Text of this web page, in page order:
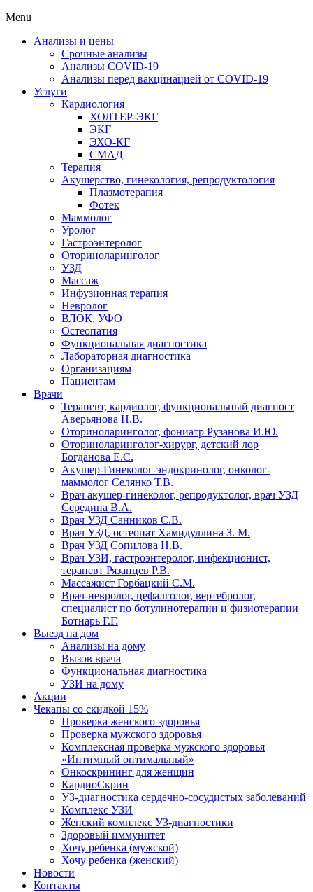
Menu
Анализы и цены
Срочные анализы
Анализы COVID-19
Анализы перед вакцинацией от COVID-19
Услуги
Кардиология
ХОЛТЕР-ЭКГ
ЭКГ
ЭХО-КГ
СМАД
Терапия
Акушерство, гинекология, репродуктология
Плазмотерапия
Фотек
Маммолог
Уролог
Гастроэнтеролог
Оториноларинголог
УЗД
Массаж
Инфузионная терапия
Невролог
ВЛОК, УФО
Остеопатия
Функциональная диагностика
Лабораторная диагностика
Организациям
Пациентам
Врачи
Терапевт, кардиолог, функциональный диагност
Аверьянова Н.В.
Оториноларинголог, фониатр Рузанова И.Ю.
Оториноларинголог-хирург, детский лор
Богданова Е.С.
Акушер-Гинеколог-эндокринолог, онколог-
маммолог Селянко Т.В.
Врач акушер-гинеколог, репродуктолог, врач УЗД
Середина В.А.
Врач УЗД Санников С.В.
Врач УЗД, остеопат Хамидуллина З. М.
Врач УЗД Сопилова Н.В.
Врач УЗИ, гастроэнтеролог, инфекционист,
терапевт Рязанцев Р.В.
Массажист Горбацкий С.М.
Врач-невролог, цефалголог, вертебролог,
специалист по ботулинотерапии и физиотерапии
Ботнарь Г.Г.
Выезд на дом
Анализы на дому
Вызов врача
Функциональная диагностика
УЗИ на дому
Акции
Чекапы со скидкой 15%
Проверка женского здоровья
Проверка мужского здоровья
Комплексная проверка мужского здоровья
«Интимный оптимальный»
Онкоcкрининг для женщин
КардиоСкрин
УЗ-диагностика сердечно-сосудистых заболеваний
Комплекс УЗИ
Женский комплекс УЗ-диагностики
Здоровый иммунитет
Хочу ребенка (мужской)
Хочу ребенка (женский)
Новости
Контакты